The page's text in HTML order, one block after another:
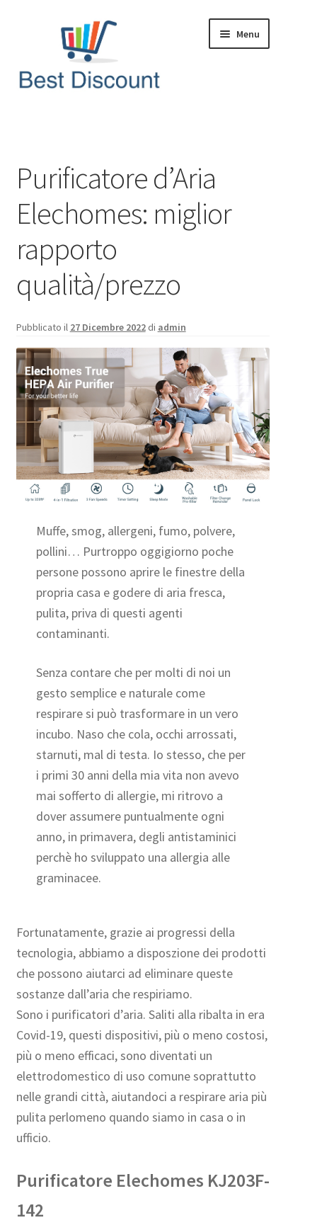
navigazione
Menu
Offerte in Tempo Reale
Articoli & News
Purificatore d’Aria
Elechomes: miglior
rapporto
qualità/prezzo
Pubblicato il 27 Dicembre 2022 di admin
Muffe, smog, allergeni, fumo, polvere,
pollini… Purtroppo oggigiorno poche
persone possono aprire le finestre della
propria casa e godere di aria fresca,
pulita, priva di questi agenti
contaminanti.
Senza contare che per molti di noi un
gesto semplice e naturale come
respirare si può trasformare in un vero
incubo. Naso che cola, occhi arrossati,
starnuti, mal di testa. Io stesso, che per
i primi 30 anni della mia vita non avevo
mai sofferto di allergie, mi ritrovo a
dover assumere puntualmente ogni
anno, in primavera, degli antistaminici
perchè ho sviluppato una allergia alle
graminacee.
Fortunatamente, grazie ai progressi della
tecnologia, abbiamo a disposzione dei prodotti
che possono aiutarci ad eliminare queste
sostanze dall’aria che respiriamo.
Sono i purificatori d’aria. Saliti alla ribalta in era
Covid-19, questi dispositivi, più o meno costosi,
più o meno efficaci, sono diventati un
elettrodomestico di uso comune soprattutto
nelle grandi città, aiutandoci a respirare aria più
pulita perlomeno quando siamo in casa o in
ufficio.
Purificatore Elechomes KJ203F-
142